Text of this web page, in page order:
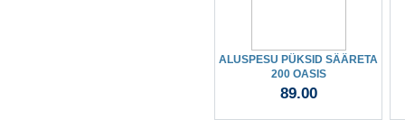
ALUSPESU PÜKSID SÄÄRETA
200 OASIS
89.00